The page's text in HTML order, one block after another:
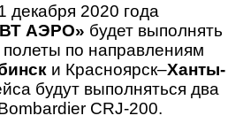
декабря 2020 года
АЭРО» будет выполнять
по направлениям
и Красноярск–Ханты-
будут выполняться два
CRJ-200.